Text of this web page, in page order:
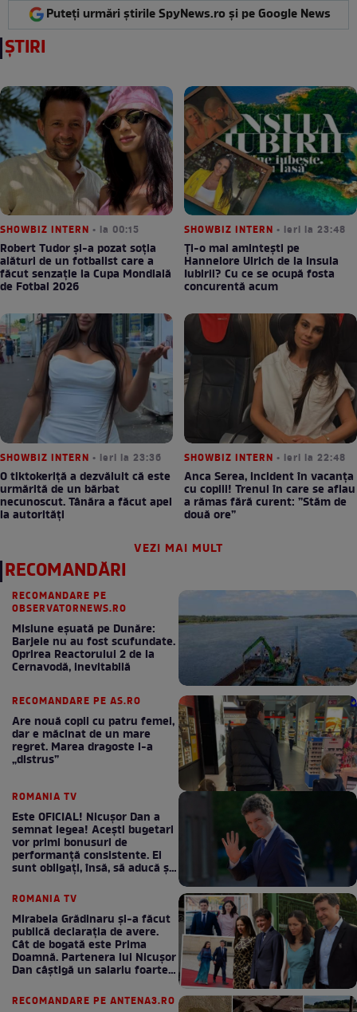
Puteți urmări știrile SpyNews.ro și pe Google News
ȘTIRI
SHOWBIZ INTERN • la 00:15
Robert Tudor și-a pozat soția
alături de un fotbalist care a
făcut senzație la Cupa Mondială
de Fotbal 2026
SHOWBIZ INTERN • ieri la 23:48
Ți-o mai amintești pe
Hannelore Ulrich de la Insula
Iubirii? Cu ce se ocupă fosta
concurentă acum
SHOWBIZ INTERN • ieri la 23:36
O tiktokeriță a dezvăluit că este
urmărită de un bărbat
necunoscut. Tânăra a făcut apel
la autorități
SHOWBIZ INTERN • ieri la 22:48
Anca Serea, incident în vacanța
cu copiii! Trenul în care se aflau
a rămas fără curent: ”Stăm de
două ore”
VEZI MAI MULT
RECOMANDĂRI
RECOMANDARE PE
OBSERVATORNEWS.RO
Misiune eșuată pe Dunăre:
Barjele nu au fost scufundate.
Oprirea Reactorului 2 de la
Cernavodă, inevitabilă
RECOMANDARE PE AS.RO
Are nouă copii cu patru femei,
dar e măcinat de un mare
regret. Marea dragoste l-a
„distrus”
ROMANIA TV
Este OFICIAL! Nicușor Dan a
semnat legea! Acești bugetari
vor primi bonusuri de
performanță consistente. Ei
sunt obligați, însă, să aducă și
ROMANIA TV
Mirabela Grădinaru și-a făcut
publică declarația de avere.
Cât de bogată este Prima
Doamnă. Partenera lui Nicușor
Dan câștigă un salariu foarte
RECOMANDARE PE ANTENA3.RO